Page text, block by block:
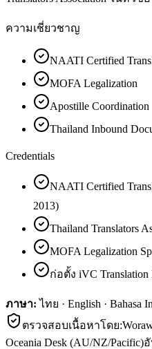
ความเชี่ยวชาญ
NAATI Certified
MOFA Legalization
Apostille Coordination
Thailand Inbound
Credentials
NAATI Certified
2013)
Thailand Translators
MOFA Legalization
ก่อตั้ง iVC Translation
ภาษา: ไทย · English · Bahasa
ตรวจสอบเนื้อหาโดย:
Oceania Desk (AU/NZ/Pacific)